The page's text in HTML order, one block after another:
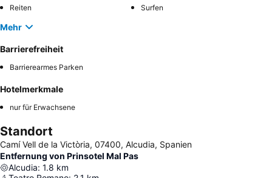
Reiten
Surfen
Mehr
Barrierefreiheit
Barrierearmes Parken
Hotelmerkmale
nur für Erwachsene
Standort
Camí Vell de la Victòria, 07400, Alcudia, Spanien
Entfernung von Prinsotel Mal Pas
Alcudia: 1.8 km